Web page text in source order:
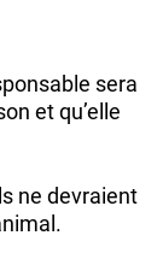
sera
et qu’elle
ne devraient